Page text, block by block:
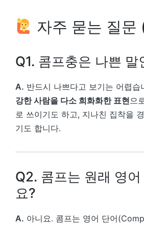
자주 묻는 질문
Q1. 콤프충은 나쁜 말
A. 반드시 나쁘다고 보기는 어렵습
강한 사람을 다소 희화화한 표현으
로 쓰이기도 하고, 지나친 집착을
기도 합니다.
Q2. 콤프는 원래 영
요?
A. 아니요. 콤프는 영어 단어